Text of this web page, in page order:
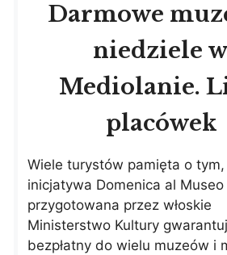
Darmowe
niedziele w
Mediolanie.
placówek
Wiele turystów pamięta o tym,
inicjatywa Domenica al Museo
przygotowana przez włoskie
Ministerstwo Kultury
bezpłatny do wielu muzeów i